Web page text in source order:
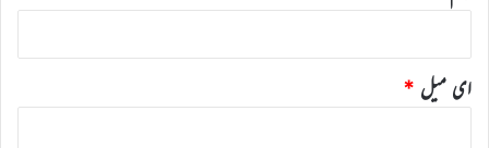
ای میل *